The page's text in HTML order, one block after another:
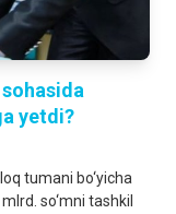
yetdi?
tumani bo‘yicha
so‘mni tashkil